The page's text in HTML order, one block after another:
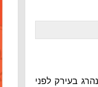
לפני